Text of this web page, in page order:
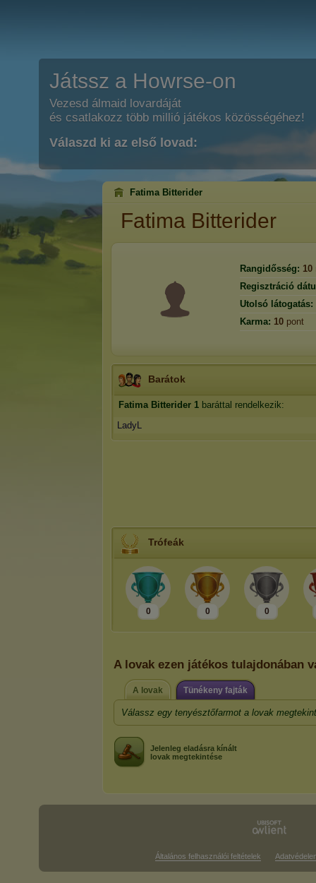
Játssz a Howrse-on
Vezesd álmaid lovardáját
és csatlakozz több millió játékos közösségéhez!
Válaszd ki az első lovad:
Fatima Bitterider
Fatima Bitterider
Rangidősség: 10
Regisztráció
Utolsó látogatás:
Karma: 10 pont
Barátok
Fatima Bitterider 1 baráttal rendelkezik:
LadyL
Trófeák
0 0 0
A lovak ezen játékos tulajdonában
A lovak Tünékeny fajták
Válassz egy tenyésztőfarmot a lovak
Jelenleg eladásra kínált
lovak megtekintése
Általános felhasználói feltételek